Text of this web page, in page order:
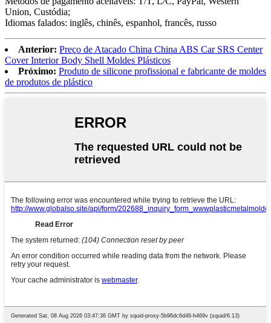
Union, Custódia;
Idiomas falados: inglês, chinês, espanhol, francês, russo
Anterior: Preço de Atacado China China ABS Car SRS Center
Cover Interior Body Shell Moldes Plásticos
Próximo: Produto de silicone profissional e fabricante de moldes
de produtos de plástico